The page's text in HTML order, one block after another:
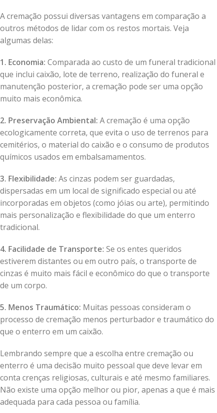
A cremação possui diversas vantagens em comparação a
outros métodos de lidar com os restos mortais. Veja
algumas delas:
1. Economia: Comparada ao custo de um funeral tradicional
que inclui caixão, lote de terreno, realização do funeral e
manutenção posterior, a cremação pode ser uma opção
muito mais econômica.
2. Preservação Ambiental: A cremação é uma opção
ecologicamente correta, que evita o uso de terrenos para
cemitérios, o material do caixão e o consumo de produtos
químicos usados em embalsamamentos.
3. Flexibilidade: As cinzas podem ser guardadas,
dispersadas em um local de significado especial ou até
incorporadas em objetos (como jóias ou arte), permitindo
mais personalização e flexibilidade do que um enterro
tradicional.
4. Facilidade de Transporte: Se os entes queridos
estiverem distantes ou em outro país, o transporte de
cinzas é muito mais fácil e econômico do que o transporte
de um corpo.
5. Menos Traumático: Muitas pessoas consideram o
processo de cremação menos perturbador e traumático do
que o enterro em um caixão.
Lembrando sempre que a escolha entre cremação ou
enterro é uma decisão muito pessoal que deve levar em
conta crenças religiosas, culturais e até mesmo familiares.
Não existe uma opção melhor ou pior, apenas a que é mais
adequada para cada pessoa ou família.